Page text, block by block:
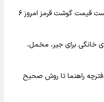
گوشت خورشتی کیلویی چند ؟! + لیست قیمت گوشت قرمز امروز ۶
خانگی برای جیر، مخمل،
راهنما تا روش صحیح